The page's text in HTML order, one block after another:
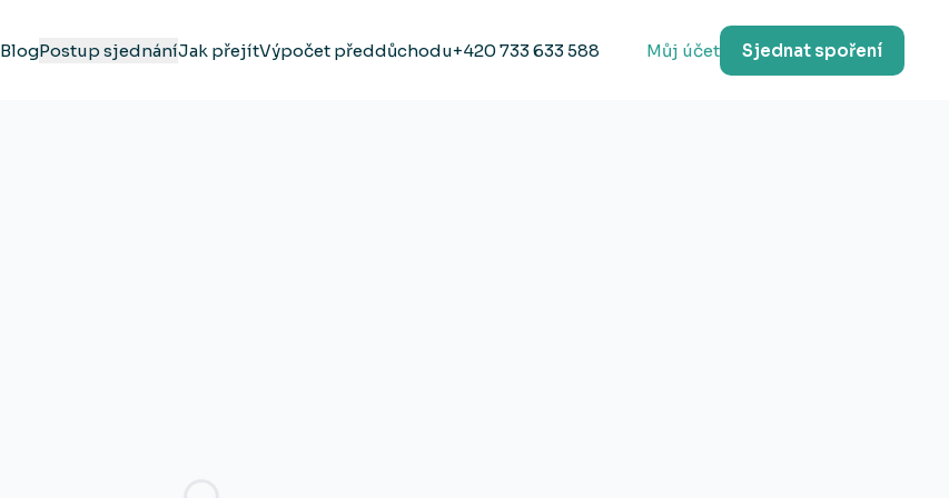
BlogPostup sjednáníJak přejítVýpočet předdůchodu+420 733 633 588 Můj účet Sjednat spoření